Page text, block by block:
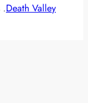
.Death Valley